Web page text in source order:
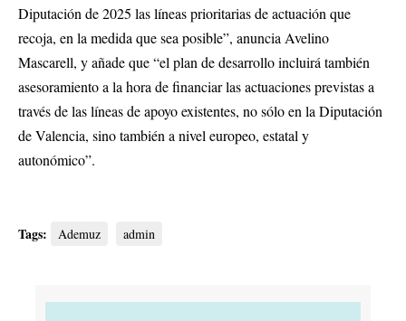
Diputación de 2025 las líneas prioritarias de actuación que
recoja, en la medida que sea posible”, anuncia Avelino
Mascarell, y añade que “el plan de desarrollo incluirá también
asesoramiento a la hora de financiar las actuaciones previstas a
través de las líneas de apoyo existentes, no sólo en la Diputación
de Valencia, sino también a nivel europeo, estatal y
autonómico”.
Tags: Ademuz admin